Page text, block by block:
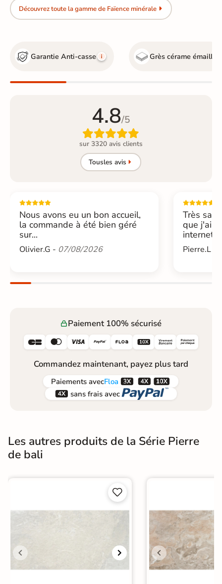
Découvrez toute la gamme de Faïence minérale
Garantie Anti-casse Grès cérame émaillé
4.8/5

sur 3320 avis clients
Tousles avis
Nous avons eu un bon accueil,
la commande à été bien géré
sur...
Olivier.G - 07/08/2026
Très
que j'ai
internet....
Pierre.L -
Paiement 100% sécurisé
     
Commandez maintenant, payez plus tard
Paiements avecFloa  
 sans frais avec 
Les autres produits de la Série Pierre
de bali

